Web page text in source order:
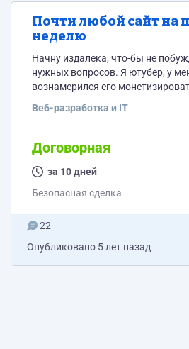
Почти любой сайт на
неделю
Начну издалека, что-бы не
нужных вопросов. Я ютубер, у
вознамерился его
сайтов (для ютуба иначе нужно
можно иметь только один
человека (не предлагайте регить
тоже не катит как оказалось)...
Веб-разработка и IT
Договорная
за 10 дней
Безопасная сделка
22
Опубликовано 5 лет назад